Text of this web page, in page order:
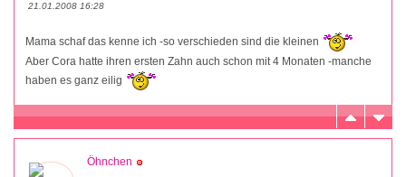
21.01.2008 16:28
Mama schaf das kenne ich -so verschieden sind die kleinen
Aber Cora hatte ihren ersten Zahn auch schon mit 4 Monaten -manche
haben es ganz eilig
Öhnchen